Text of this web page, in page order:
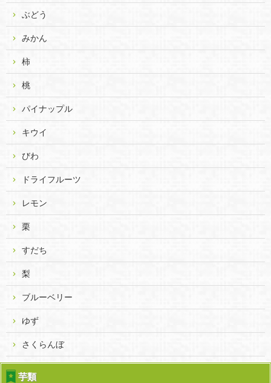
ぶどう
みかん
柿
桃
パイナップル
キウイ
びわ
ドライフルーツ
レモン
栗
すだち
梨
ブルーベリー
ゆず
さくらんぼ
芋類